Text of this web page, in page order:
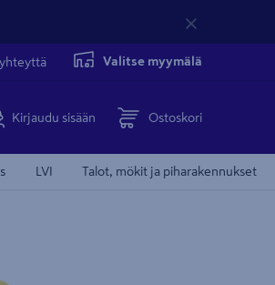
Valitse myymälä
Kirjaudu sisään Ostoskori
LVI Talot, mökit ja piharakennukset